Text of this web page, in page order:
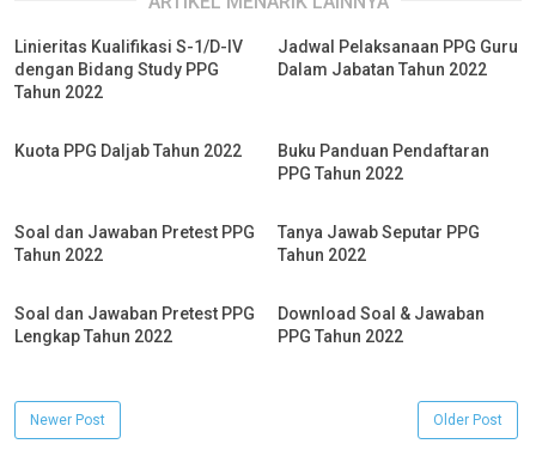
Linieritas Kualifikasi S-1/D-IV
dengan Bidang Study PPG
Tahun 2022
Jadwal Pelaksanaan PPG Guru
Dalam Jabatan Tahun 2022
Kuota PPG Daljab Tahun 2022
Buku Panduan Pendaftaran
PPG Tahun 2022
Soal dan Jawaban Pretest PPG
Tahun 2022
Tanya Jawab Seputar PPG
Tahun 2022
Soal dan Jawaban Pretest PPG
Lengkap Tahun 2022
Download Soal & Jawaban
PPG Tahun 2022
Newer Post Older Post